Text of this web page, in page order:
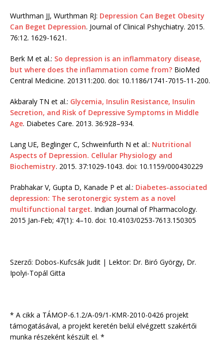
Wurthman JJ, Wurthman RJ: Depression Can Beget Obesity
Can Beget Depression. Journal of Clinical Pshychiatry. 2015.
76:12. 1629-1621.
Berk M et al.: So depression is an inflammatory disease,
but where does the inflammation come from? BioMed
Central Medicine. 201311:200. doi: 10.1186/1741-7015-11-200.
Akbaraly TN et al.: Glycemia, Insulin Resistance, Insulin
Secretion, and Risk of Depressive Symptoms in Middle
Age. Diabetes Care. 2013. 36:928–934.
Lang UE, Beglinger C, Schweinfurth N et al.: Nutritional
Aspects of Depression. Cellular Physiology and
Biochemistry. 2015. 37:1029-1043. doi: 10.1159/000430229
Prabhakar V, Gupta D, Kanade P et al.: Diabetes-associated
depression: The serotonergic system as a novel
multifunctional target. Indian Journal of Pharmacology.
2015 Jan-Feb; 47(1): 4–10. doi: 10.4103/0253-7613.150305
Szerző: Dobos-Kufcsák Judit | Lektor: Dr. Biró György, Dr.
Ipolyi-Topál Gitta
* A cikk a TÁMOP-6.1.2/A-09/1-KMR-2010-0426 projekt
támogatásával, a projekt keretén belül elvégzett szakértői
munka részeként készült el. *